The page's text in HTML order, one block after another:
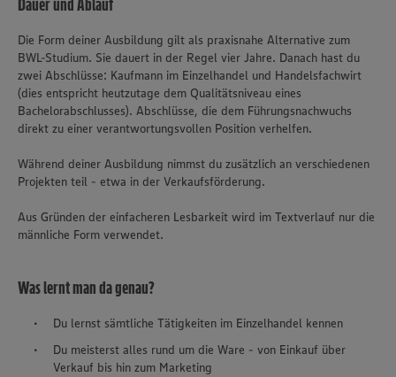
Dauer und Ablauf
Die Form deiner Ausbildung gilt als praxisnahe Alternative zum
BWL-Studium. Sie dauert in der Regel vier Jahre. Danach hast du
zwei Abschlüsse: Kaufmann im Einzelhandel und Handelsfachwirt
(dies entspricht heutzutage dem Qualitätsniveau eines
Bachelorabschlusses). Abschlüsse, die dem Führungsnachwuchs
direkt zu einer verantwortungsvollen Position verhelfen.
Während deiner Ausbildung nimmst du zusätzlich an verschiedenen
Projekten teil - etwa in der Verkaufsförderung.
Aus Gründen der einfacheren Lesbarkeit wird im Textverlauf nur die
männliche Form verwendet.
Was lernt man da genau?
Du lernst sämtliche Tätigkeiten im Einzelhandel kennen
Du meisterst alles rund um die Ware - von Einkauf über
Verkauf bis hin zum Marketing